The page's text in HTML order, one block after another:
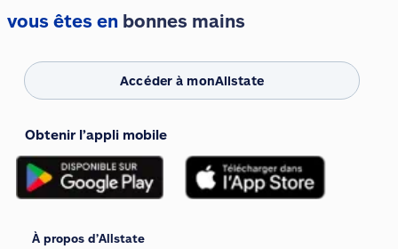
vous êtes en bonnes mains
Accéder à monAllstate
Obtenir l’appli mobile
À propos d’Allstate